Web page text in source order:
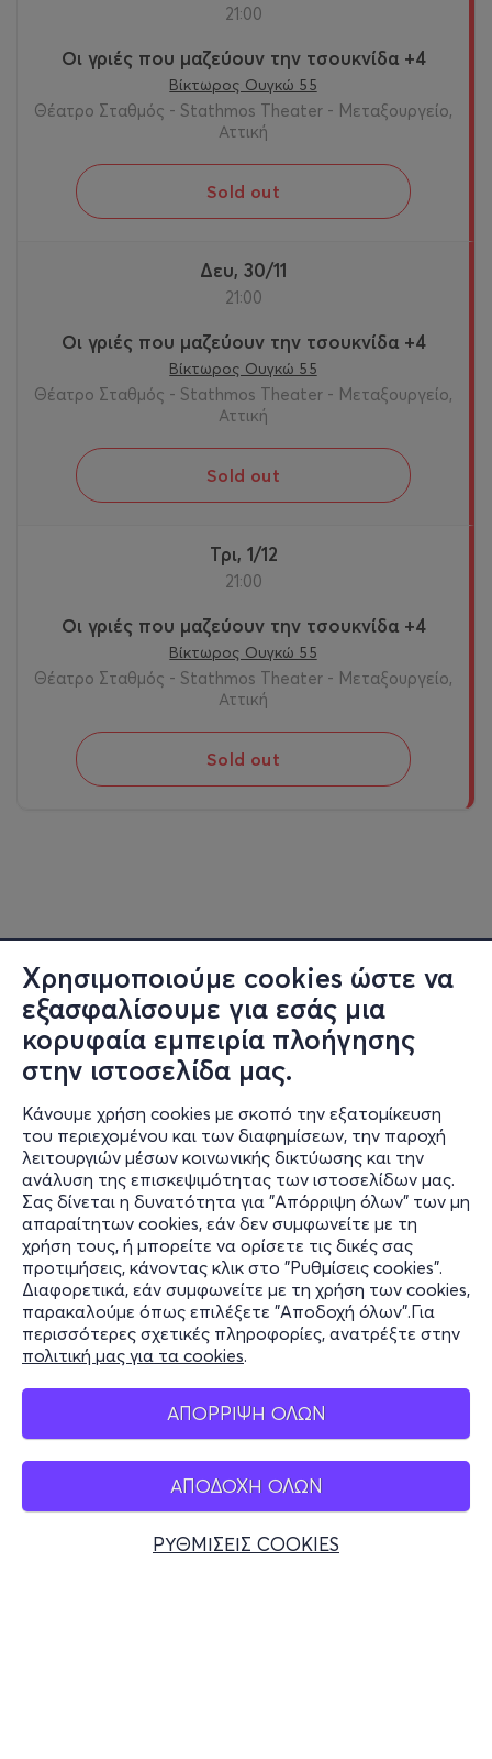
Χρησιμοποιούμε cookies ώστε να
εξασφαλίσουμε για εσάς μια
κορυφαία εμπειρία πλοήγησης
στην ιστοσελίδα μας.
Κάνουμε χρήση cookies με σκοπό την εξατομίκευση
του περιεχομένου και των διαφημίσεων, την παροχή
λειτουργιών μέσων κοινωνικής δικτύωσης και την
ανάλυση της επισκεψιμότητας των ιστοσελίδων μας.
Σας δίνεται η δυνατότητα για "Απόρριψη όλων" των μη
απαραίτητων cookies, εάν δεν συμφωνείτε με τη
χρήση τους, ή μπορείτε να ορίσετε τις δικές σας
προτιμήσεις, κάνοντας κλικ στο "Ρυθμίσεις cookies".
Διαφορετικά, εάν συμφωνείτε με τη χρήση των cookies,
παρακαλούμε όπως επιλέξετε "Αποδοχή όλων".Για
περισσότερες σχετικές πληροφορίες, ανατρέξτε στην
πολιτική μας για τα cookies.
ΑΠΟΡΡΙΨΗ ΟΛΩΝ
ΑΠΟΔΟΧΗ ΟΛΩΝ
ΡΥΘΜΙΣΕΙΣ COOKIES
21:00
Οι γριές που μαζεύουν την τσουκνίδα +4
Βίκτωρος Ουγκώ 55
Θέατρο Σταθμός - Stathmos Theater - Μεταξουργείο,
Αττική
Sold out
Δευ, 30/11
21:00
Οι γριές που μαζεύουν την τσουκνίδα +4
Βίκτωρος Ουγκώ 55
Θέατρο Σταθμός - Stathmos Theater - Μεταξουργείο,
Αττική
Sold out
Τρι, 1/12
21:00
Οι γριές που μαζεύουν την τσουκνίδα +4
Βίκτωρος Ουγκώ 55
Θέατρο Σταθμός - Stathmos Theater - Μεταξουργείο,
Αττική
Sold out
Πληροφορίες
Υποστήριξη
Stay Connected
Mobile app